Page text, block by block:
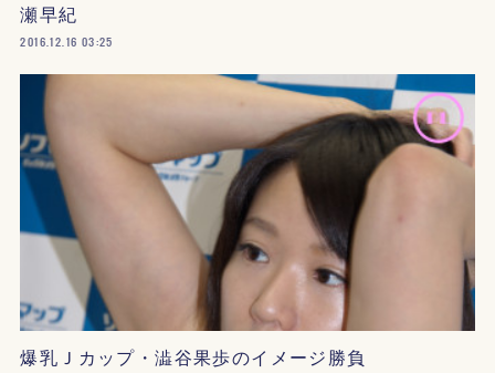
瀬早紀
2016.12.16 03:25
爆乳Ｊカップ・澁谷果歩のイメージ勝負